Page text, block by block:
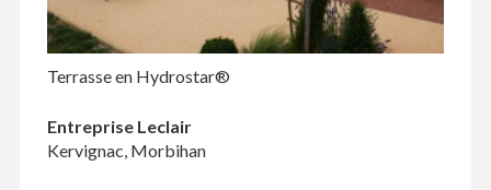
Terrasse en Hydrostar®
Entreprise Leclair
Kervignac, Morbihan